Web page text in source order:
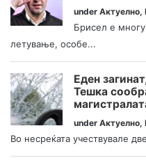
under Актуелно,
Брисел е многу
летување, особе...
Еден
Тешка
under Актуелно,
Во несреќата учествувале